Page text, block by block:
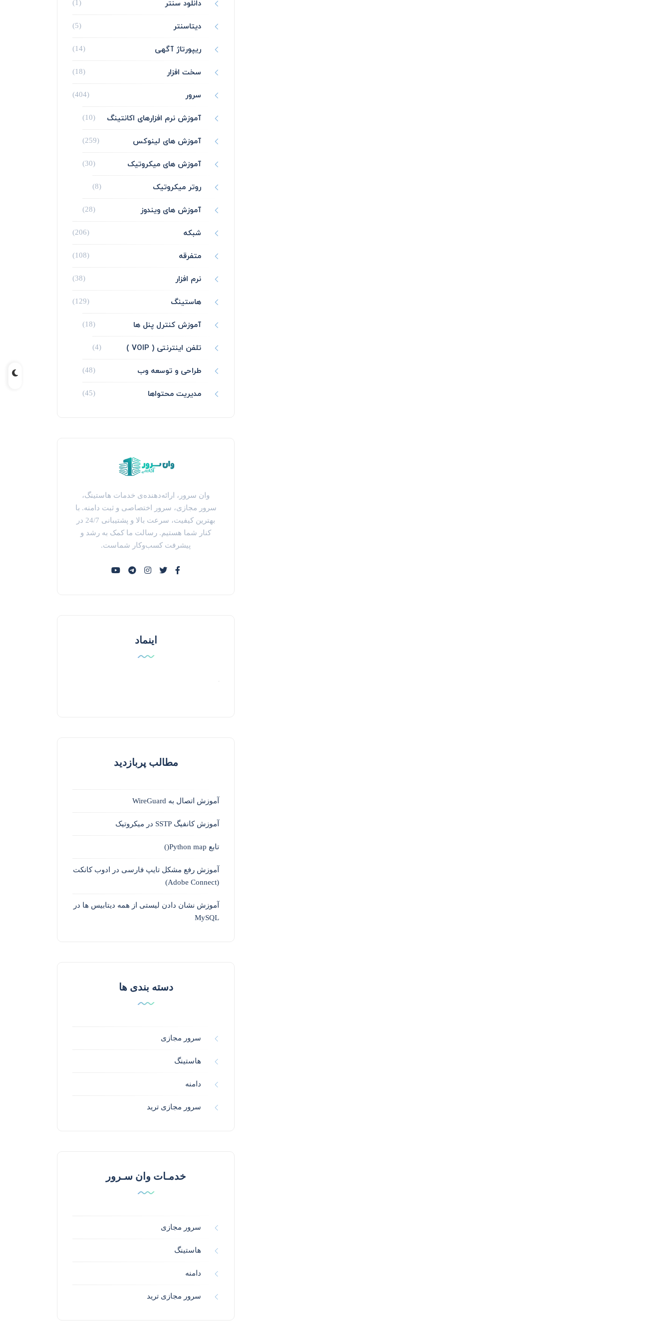
دانلود سنتر (1)
دیتاسنتر (5)
ریپورتاژ آگهی (14)
سخت افزار (18)
سرور (404)
آموزش نرم افزارهای اکانتینگ (10)
آموزش های لینوکس (259)
آموزش های میکروتیک (30)
روتر میکروتیک (8)
آموزش های ویندوز (28)
شبکه (206)
متفرقه (108)
نرم افزار (38)
هاستینگ (129)
آموزش کنترل پنل ها (18)
تلفن اینترنتی ( VOIP ) (4)
طراحی و توسعه وب (48)
مدیریت محتواها (45)
وان سرور، ارائه‌دهنده‌ی خدمات هاستینگ،
سرور مجازی، سرور اختصاصی و ثبت دامنه. با
بهترین کیفیت، سرعت بالا و پشتیبانی 24/7 در
کنار شما هستیم. رسالت ما کمک به رشد و
پیشرفت کسب‌وکار شماست.
اینماد
مطالب پربازدید
آموزش اتصال به WireGuard
آموزش کانفیگ SSTP در میکروتیک
تابع Python map()
آموزش رفع مشکل تایپ فارسی در ادوب کانکت
(Adobe Connect)
آموزش نشان دادن لیستی از همه دیتابیس ها در
MySQL
دسته بندی ها
سرور مجازی
هاستینگ
دامنه
سرور مجازی ترید
خدمـات وان سـرور
سرور مجازی
هاستینگ
دامنه
سرور مجازی ترید